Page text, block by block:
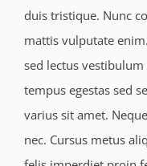
duis tristique. Nunc
mattis vulputate
sed lectus
tempus egestas sed
varius sit amet.
nec. Cursus metus